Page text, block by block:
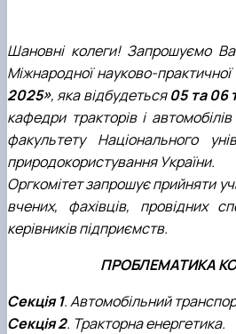
Шановні колеги! Запрошуємо
Міжнародної науково-
2025», яка відбудеться05 та 06
кафедри тракторів і
факультету Національного
природокористування України.
Оргкомітет запрошує прийняти
вчених, фахівців, провідних
керівників підприємств.
ПРОБЛЕМАТИКА
Секція 1. Автомобільний
Секція 2. Тракторна енергетика.